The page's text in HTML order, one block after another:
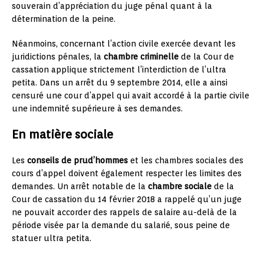
souverain d’appréciation du juge pénal quant à la
détermination de la peine.
Néanmoins, concernant l’action civile exercée devant les
juridictions pénales, la chambre criminelle de la Cour de
cassation applique strictement l’interdiction de l’ultra
petita. Dans un arrêt du 9 septembre 2014, elle a ainsi
censuré une cour d’appel qui avait accordé à la partie civile
une indemnité supérieure à ses demandes.
En matière sociale
Les conseils de prud’hommes et les chambres sociales des
cours d’appel doivent également respecter les limites des
demandes. Un arrêt notable de la chambre sociale de la
Cour de cassation du 14 février 2018 a rappelé qu’un juge
ne pouvait accorder des rappels de salaire au-delà de la
période visée par la demande du salarié, sous peine de
statuer ultra petita.